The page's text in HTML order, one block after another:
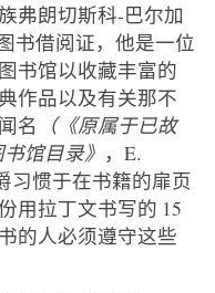
弗朗切斯科-巴尔加
书借阅证，他是一位
书馆以收藏丰富的
作品以及有关那不
名
（《原属于已故
馆目录》 ，E.
习惯于在书籍的扉页
用拉丁文书写的 15
的人必须遵守这些